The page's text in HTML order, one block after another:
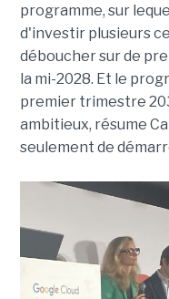
programme, sur
d'investir plusieurs
déboucher sur de
la mi-2028. Et le
premier trimestre
ambitieux, résume
seulement de